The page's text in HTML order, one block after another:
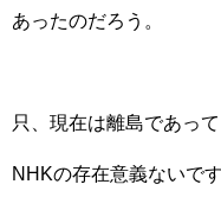
あったのだろう。
只、現在は離島であっ
NHKの存在意義ないです